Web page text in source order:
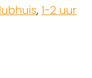
, 1-2 uur